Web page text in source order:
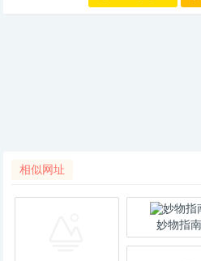
相似网址
妙物指南